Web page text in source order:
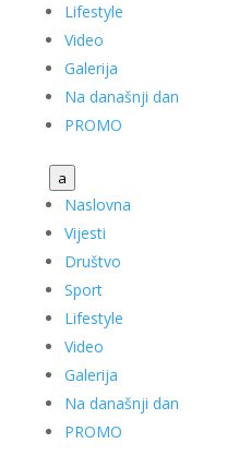
Lifestyle
Video
Galerija
Na današnji dan
PROMO
a
Naslovna
Vijesti
Društvo
Sport
Lifestyle
Video
Galerija
Na današnji dan
PROMO